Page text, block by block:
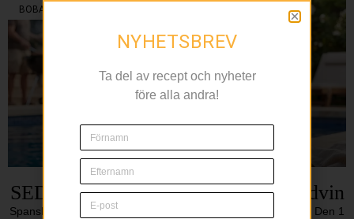
BOBAL
SEDA vill bli sommarens sociala rödvin
Spanskt vin med bobal och syrah tar plats i fasta sortimentet Den 1
NYHETSBREV
Ta del av recept och nyheter
före alla andra!